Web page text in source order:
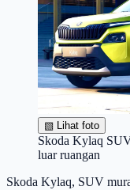
▧ Lihat foto
Skoda Kylaq
luar ruangan
Skoda Kylaq, SUV